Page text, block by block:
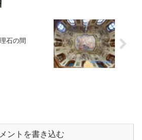
石の間
ントを書き込む